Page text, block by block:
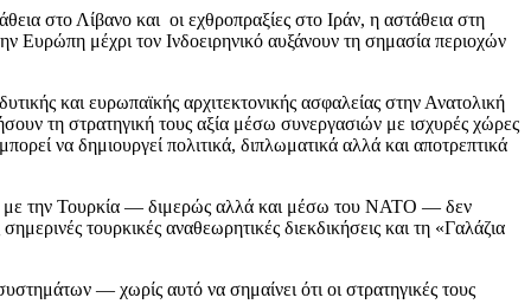
στο Λίβανο και οι εχθροπραξίες στο Ιράν, η αστάθεια στη
μέχρι τον Ινδοειρηνικό αυξάνουν τη σημασία περιοχών
και ευρωπαϊκής αρχιτεκτονικής ασφαλείας στην Ανατολική
τη στρατηγική τους αξία μέσω συνεργασιών με ισχυρές χώρες
να δημιουργεί πολιτικά, διπλωματικά αλλά και αποτρεπτικά
με την Τουρκία — διμερώς αλλά και μέσω του ΝΑΤΟ — δεν
τουρκικές αναθεωρητικές διεκδικήσεις και τη «Γαλάζια
— χωρίς αυτό να σημαίνει ότι οι στρατηγικές τους